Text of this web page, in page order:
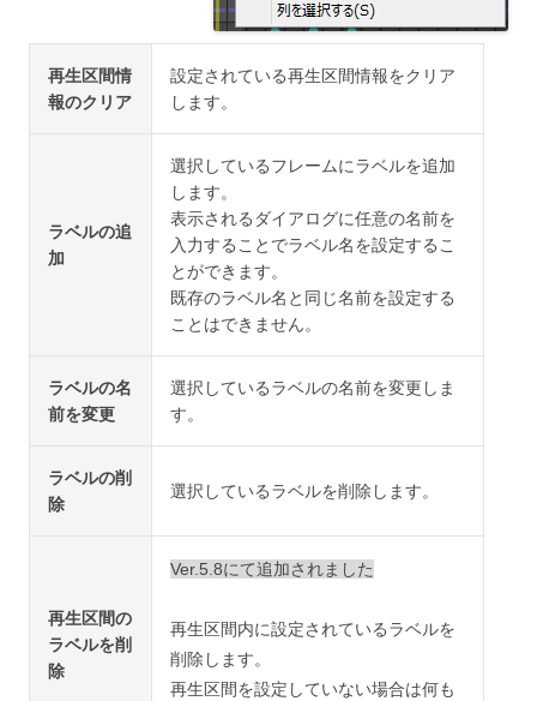
再生区間情
報のクリア
設定されている再生区間情報をクリア
します。
ラベルの追
加
選択しているフレームにラベルを追加
します。
表示されるダイアログに任意の名前を
入力することでラベル名を設定するこ
とができます。
既存のラベル名と同じ名前を設定する
ことはできません。
ラベルの名
前を変更
選択しているラベルの名前を変更しま
す。
ラベルの削
除
選択しているラベルを削除します。
再生区間の
ラベルを削
除
Ver.5.8にて追加されました
再生区間内に設定されているラベルを
削除します。
再生区間を設定していない場合は何も